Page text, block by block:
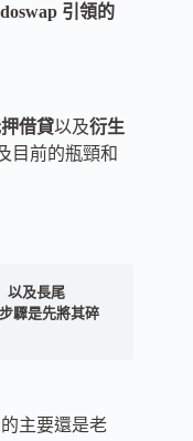
引領的
借貸以及衍生
目前的瓶頸和
以及長尾
驟是先將其碎
主要還是老